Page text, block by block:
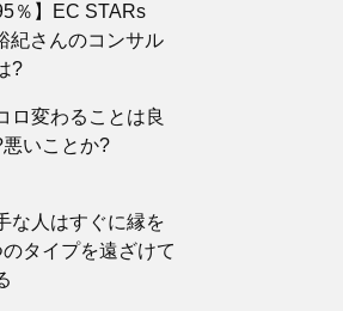
％】EC STARs
紀さんのコンサル
?
ロ変わることは良
いことか?
な人はすぐに縁を
タイプを遠ざけて